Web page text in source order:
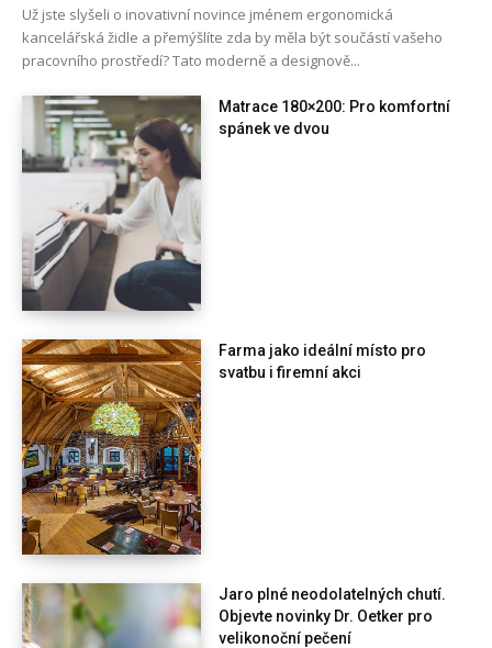
Už jste slyšeli o inovativní novince jménem ergonomická
kancelářská židle a přemýšlíte zda by měla být součástí vašeho
pracovního prostředí? Tato moderně a designově...
Matrace 180×200: Pro komfortní
spánek ve dvou
Farma jako ideální místo pro
svatbu i firemní akci
Jaro plné neodolatelných chutí.
Objevte novinky Dr. Oetker pro
velikonoční pečení